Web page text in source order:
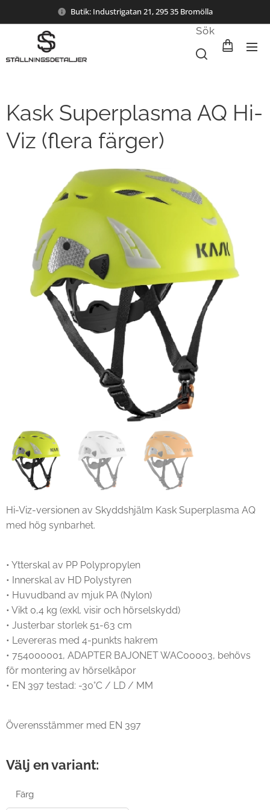
Butik: Industrigatan 21, 295 35 Bromölla
Sök
Kask Superplasma AQ Hi-
Viz (flera färger)
Hi-Viz-versionen av Skyddshjälm Kask Superplasma AQ
med hög synbarhet.
• Ytterskal av PP Polypropylen
• Innerskal av HD Polystyren
• Huvudband av mjuk PA (Nylon)
• Vikt 0,4 kg (exkl. visir och hörselskydd)
• Justerbar storlek 51-63 cm
• Levereras med 4-punkts hakrem
• 754000001, ADAPTER BAJONET WAC00003, behövs
för montering av hörselkåpor
• EN 397 testad: -30°C / LD / MM
Överensstämmer med EN 397
Välj en variant:
Färg